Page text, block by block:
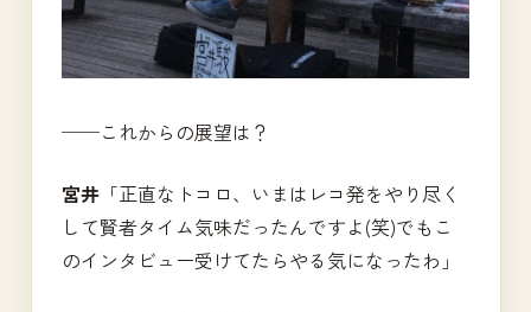
──これからの展望は？
宮井 「正直なトコロ、いまはレコ発をやり尽く
して賢者タイム気味だったんですよ(笑)でもこ
のインタビュー受けてたらやる気になったわ」